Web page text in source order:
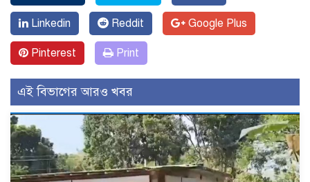
Linkedin Reddit Google Plus
Pinterest Print
এই বিভাগের আরও খবর